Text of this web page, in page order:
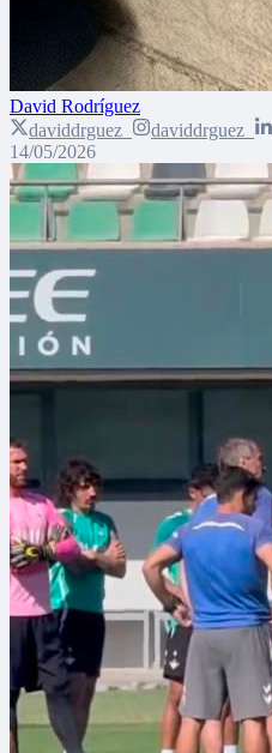
David Rodríguez
daviddrguez_
daviddrguez_
14/05/2026